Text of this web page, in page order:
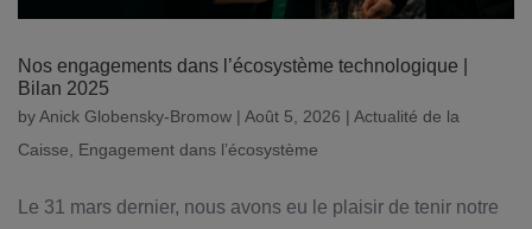
Nos engagements dans l’écosystème technologique |
Bilan 2025
byAnick Globensky-Bromow | Août 5, 2026 | Actualité de la
Caisse
Engagement dans l’écosystème
Le 31 mars dernier, nous avons eu le plaisir de tenir notre